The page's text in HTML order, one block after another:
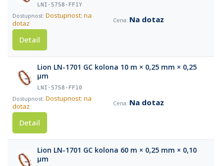
LNI-5758-FF1Y
Dostupnost: na
dotaz
Na dotaz
Detail
Lion LN-1701 GC kolona 10 m × 0,25 mm × 0,25
µm
LNI-5758-FF10
Dostupnost: na
dotaz
Na dotaz
Detail
Lion LN-1701 GC kolona 60 m × 0,25 mm × 0,10
µm